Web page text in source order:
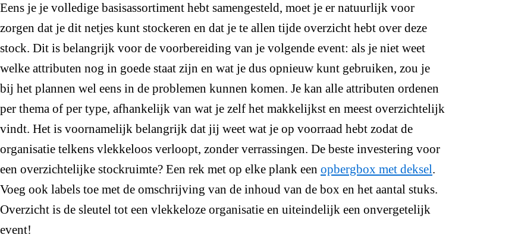
Eens je je volledige basisassortiment hebt samengesteld, moet je er natuurlijk voor
zorgen dat je dit netjes kunt stockeren en dat je te allen tijde overzicht hebt over deze
stock. Dit is belangrijk voor de voorbereiding van je volgende event: als je niet weet
welke attributen nog in goede staat zijn en wat je dus opnieuw kunt gebruiken, zou je
bij het plannen wel eens in de problemen kunnen komen. Je kan alle attributen ordenen
per thema of per type, afhankelijk van wat je zelf het makkelijkst en meest overzichtelijk
vindt. Het is voornamelijk belangrijk dat jij weet wat je op voorraad hebt zodat de
organisatie telkens vlekkeloos verloopt, zonder verrassingen. De beste investering voor
een overzichtelijke stockruimte? Een rek met op elke plank een opbergbox met deksel.
Voeg ook labels toe met de omschrijving van de inhoud van de box en het aantal stuks.
Overzicht is de sleutel tot een vlekkeloze organisatie en uiteindelijk een onvergetelijk
event!